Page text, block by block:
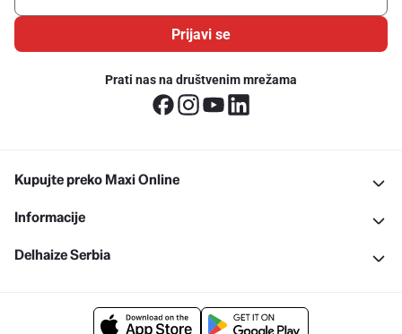
Prijavi se
Prati nas na društvenim mrežama
Kupujte preko Maxi Online
Informacije
Delhaize Serbia